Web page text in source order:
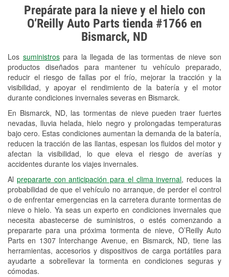
Prepárate para la nieve y el hielo con
O’Reilly Auto Parts tienda #1766 en
Bismarck, ND
Los suministrospara la llegada de las tormentas de nieve son
productos diseñados para mantener tu vehículo preparado,
reducir el riesgo de fallas por el frío, mejorar la tracción y la
visibilidad, y apoyar el rendimiento de la batería y el motor
durante condiciones invernales severas en Bismarck.
En Bismarck, ND, las tormentas de nieve pueden traer fuertes
nevadas, lluvia helada, hielo negro y prolongadas temperaturas
bajo cero. Estas condiciones aumentan la demanda de la batería,
reducen la tracción de las llantas, espesan los fluidos del motor y
afectan la visibilidad, lo que eleva el riesgo de averías y
accidentes durante los viajes invernales.
Al prepararte con anticipación para el clima invernal, reduces la
probabilidad de que el vehículo no arranque, de perder el control
o de enfrentar emergencias en la carretera durante tormentas de
nieve o hielo. Ya seas un experto en condiciones invernales que
necesita abastecerse de suministros, o estés comenzando a
prepararte para una próxima tormenta de nieve, O’Reilly Auto
Parts en 1307 Interchange Avenue, en Bismarck, ND, tiene las
herramientas, accesorios y dispositivos de carga portátiles para
ayudarte a sobrellevar la tormenta en condiciones seguras y
cómodas.
Prueba de alternadores y
arrancadores
Revisión de la luz "Check Engine"
Reciclaje de baterías y aceite
Instalación de bombillas de faros
Instalación de limpiaparabrisas
Programa de Préstamo de
Herramientas
Rectificación de tambores y discos de
freno
Snowstorm Supplies
Tornado Supplies
Conoce más